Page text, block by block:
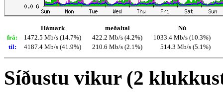
Hámark meðaltal
Nú
frá:
1472.5 Mb/s (14.7%) 422.2 Mb/s (4.2%)
1033.4 Mb/s (10.3%)
til:
4187.4 Mb/s (41.9%) 210.6 Mb/s (2.1%) 514.3 Mb/s (5.1%)
Síðustu vikur (2